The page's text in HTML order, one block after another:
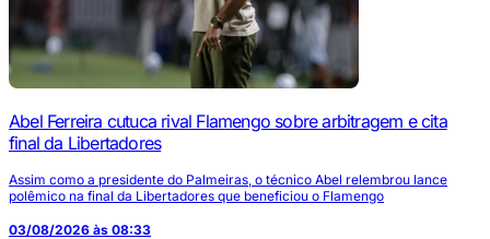
Abel Ferreira cutuca rival Flamengo sobre arbitragem e cita
final da Libertadores
Assim como a presidente do Palmeiras, o técnico Abel relembrou lance
polêmico na final da Libertadores que beneficiou o Flamengo
03/08/2026 às 08:33